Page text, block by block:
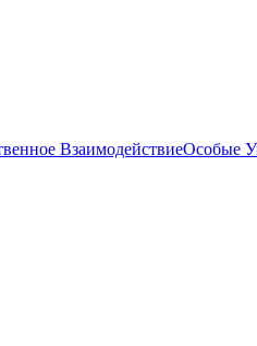
ВзаимодействиеОсобые